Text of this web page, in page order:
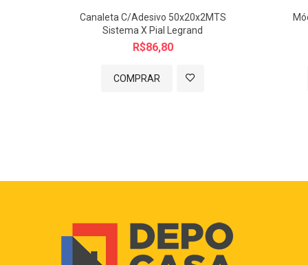
Canaleta C/Adesivo 50x20x2MTS
Sistema X Pial Legrand
R$86,80
COMPRAR